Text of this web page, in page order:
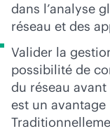
dans l’analyse
réseau et des
Valider la
possibilité de
du réseau
est un